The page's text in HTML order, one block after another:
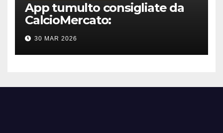
App tumulto consigliate da
CalcioMercato:
considerazione di gennaio
2026
30 MAR 2026